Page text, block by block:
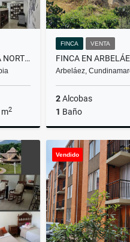
OFICINA EN VENTA EN BOGOTÁ NORTE – ESTRATÉGICA Y LISTA PARA OPERAR
m2
Venta
FINCA VENTA
Arbeláez,
2Alcobas
1 Baño
Vendido